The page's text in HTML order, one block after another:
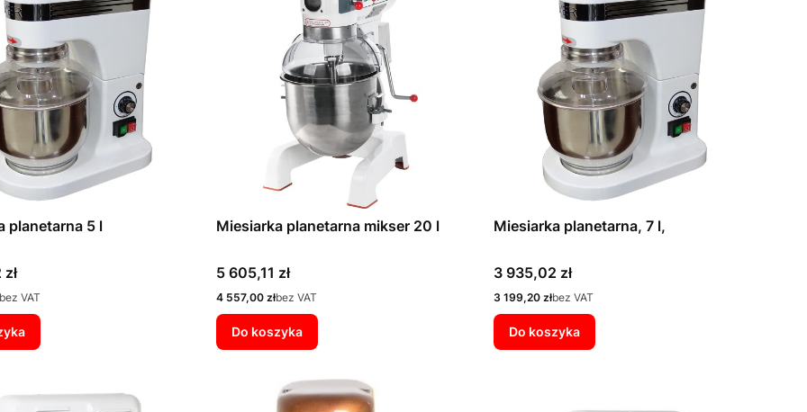
planetarna 5 l
bez VAT
Miesiarka planetarna mikser 20 l
Cena
5 605,11 zł
Cena
4 557,00 złbez VAT
Do koszyka
Miesiarka planetarna, 7 l,
Cena
3 935,02 zł
Cena
3 199,20 złbez VAT
Do koszyka